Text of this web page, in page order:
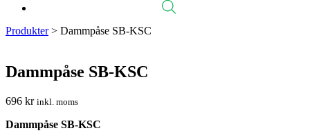
Produkter> Dammpåse SB-KSC
Dammpåse SB-KSC
696 kr inkl. moms
Dammpåse SB-KSC